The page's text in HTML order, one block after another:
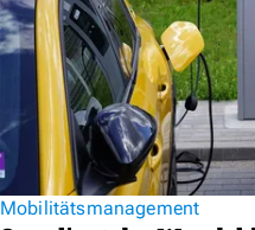
Mobilitätsmanagement